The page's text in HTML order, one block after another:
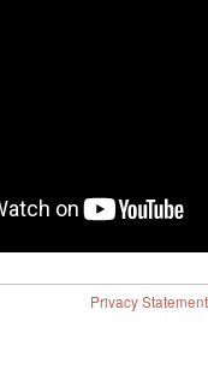
Privacy Statement